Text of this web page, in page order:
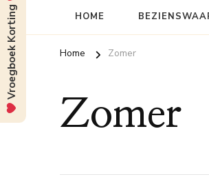
HOME
Home Zomer
Zomer
Vroegboek Korting